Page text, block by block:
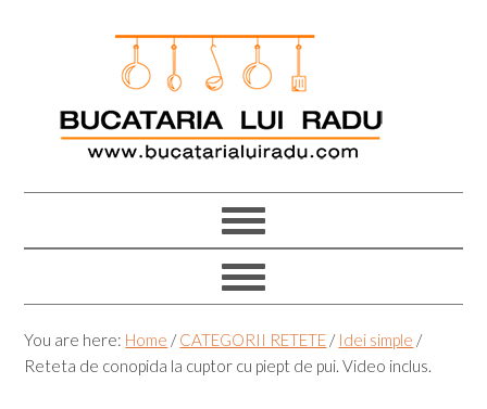
You are here: Home / CATEGORII RETETE / Idei simple /
Reteta de conopida la cuptor cu piept de pui. Video inclus.